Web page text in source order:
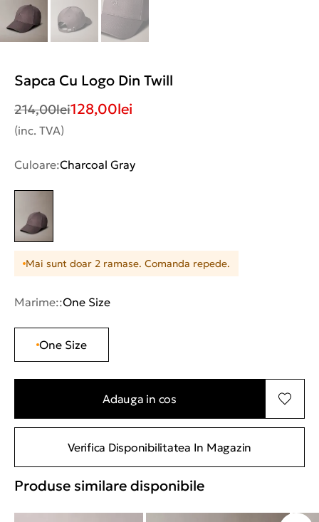
Sapca Cu Logo Din Twill
214,00lei128,00lei
(inc. TVA)
Culoare:Charcoal Gray
Mai sunt doar 2 ramase. Comanda repede.
Marime::One Size
One Size
Adauga in cos
Verifica Disponibilitatea In Magazin
Produse similare disponibile